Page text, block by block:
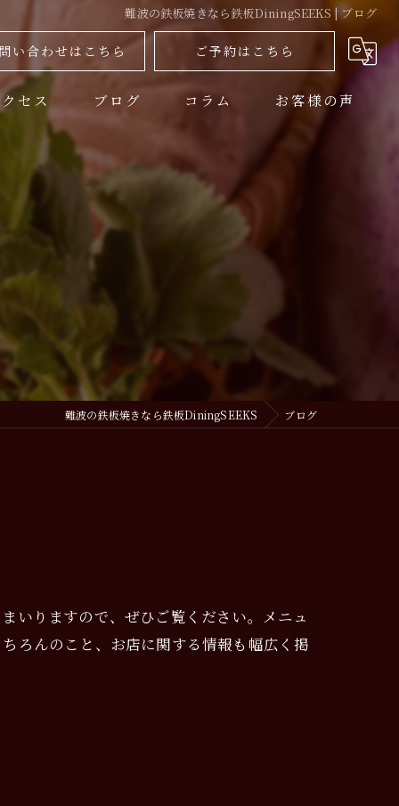
難波の鉄板焼きなら鉄板DiningSEEKS | ブログ
い合わせはこちら ご予約はこちら
セス ブログ コラム お客様の声
難波の鉄板焼きなら鉄板DiningSEEKS ブログ
いりますので、ぜひご覧ください。メニュ
ろんのこと、お店に関する情報も幅広く掲